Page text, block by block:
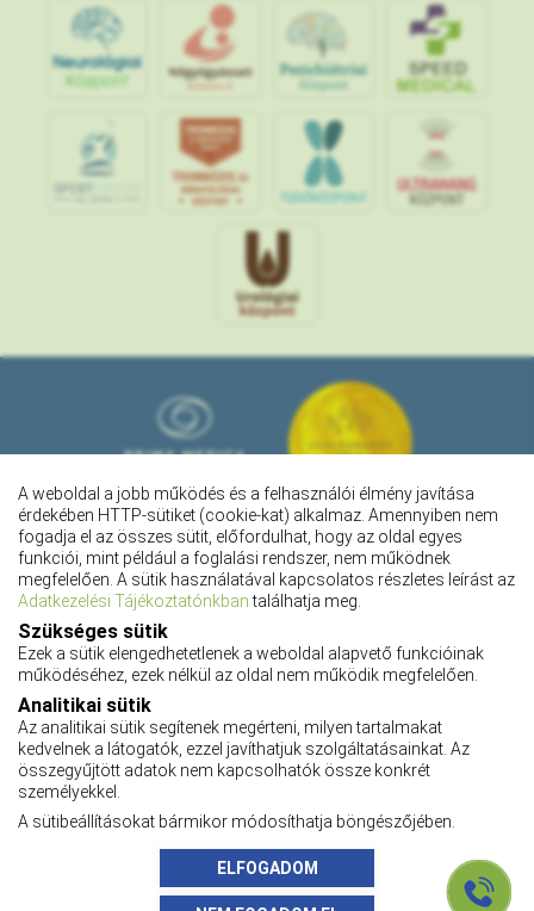
A weboldal a jobb működés és a felhasználói élmény javítása
érdekében HTTP-sütiket (cookie-kat) alkalmaz. Amennyiben nem
fogadja el az összes sütit, előfordulhat, hogy az oldal egyes
funkciói, mint például a foglalási rendszer, nem működnek
megfelelően. A sütik használatával kapcsolatos részletes leírást az
Adatkezelési Tájékoztatónkbantalálhatja meg.
Szükséges sütik
Ezek a sütik elengedhetetlenek a weboldal alapvető funkcióinak
működéséhez, ezek nélkül az oldal nem működik megfelelően.
Analitikai sütik
Az analitikai sütik segítenek megérteni, milyen tartalmakat
kedvelnek a látogatók, ezzel javíthatjuk szolgáltatásainkat. Az
összegyűjtött adatok nem kapcsolhatók össze konkrét
személyekkel.
A sütibeállításokat bármikor módosíthatja böngészőjében.
ELFOGADOM
Adatkezelési tájékoztató
Adatvédelmi tájékoztató
Impresszum
és aCanva.comlicence alapján kerültek felhasználásra.
szemeszetikozpont.hu
. Minden jog fenntartva
Manta Marketing| Programozás:ApponésGyörgy Nándor